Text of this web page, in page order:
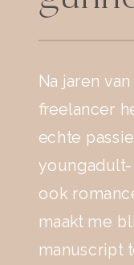
Na jaren
freelancer
echte
ook
maakt me
manuscript